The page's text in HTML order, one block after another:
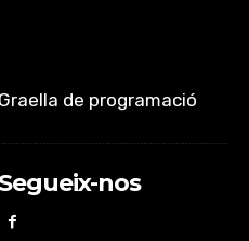
Graella de programació
Segueix-nos